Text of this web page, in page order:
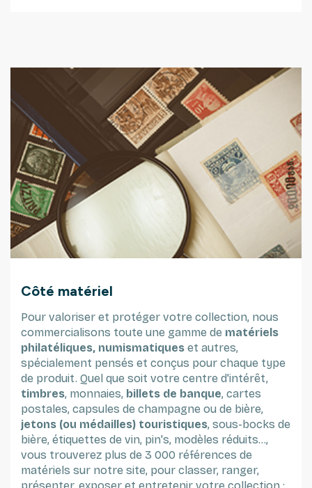
Côté matériel
Pour valoriser et protéger votre collection, nous
commercialisons toute une gamme de matériels
philatéliques, numismatiques et autres,
spécialement pensés et conçus pour chaque type
de produit. Quel que soit votre centre d'intérêt,
timbres, monnaies, billets de banque, cartes
postales, capsules de champagne ou de bière,
jetons (ou médailles) touristiques, sous-bocks de
bière, étiquettes de vin, pin's, modèles réduits...,
vous trouverez plus de 3 000 références de
matériels sur notre site, pour classer, ranger,